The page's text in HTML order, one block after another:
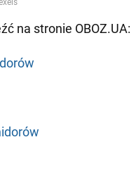
na stronie OBOZ.UA: